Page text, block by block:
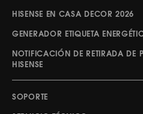
HISENSE EN CASA DECOR 2026
GENERADOR ETIQUETA
NOTIFICACIÓN DE RETIRADA DE
HISENSE
SOPORTE